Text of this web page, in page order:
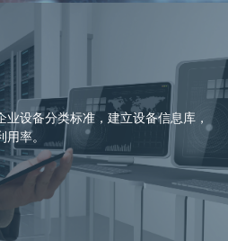
设备分类标准，建立设备信息库，
率。